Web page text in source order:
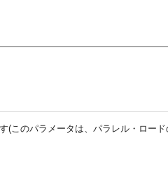
(このパラメータは、パラレル・ロード